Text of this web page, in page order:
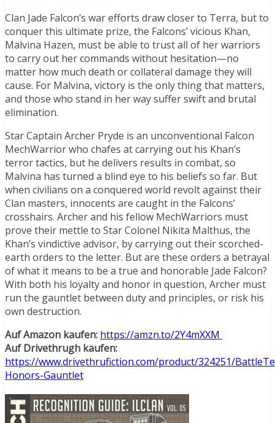
Clan Jade Falcon’s war efforts draw closer to Terra, but to
conquer this ultimate prize, the Falcons’ vicious Khan,
Malvina Hazen, must be able to trust all of her warriors
to carry out her commands without hesitation—no
matter how much death or collateral damage they will
cause. For Malvina, victory is the only thing that matters,
and those who stand in her way suffer swift and brutal
elimination.
Star Captain Archer Pryde is an unconventional Falcon
MechWarrior who chafes at carrying out his Khan’s
terror tactics, but he delivers results in combat, so
Malvina has turned a blind eye to his beliefs so far. But
when civilians on a conquered world revolt against their
Clan masters, innocents are caught in the Falcons’
crosshairs. Archer and his fellow MechWarriors must
prove their mettle to Star Colonel Nikita Malthus, the
Khan’s vindictive advisor, by carrying out their scorched-
earth orders to the letter. But are these orders a betrayal
of what it means to be a true and honorable Jade Falcon?
With both his loyalty and honor in question, Archer must
run the gauntlet between duty and principles, or risk his
own destruction.
Auf Amazon kaufen: https://amzn.to/2Y4mXXM
Auf Drivethrugh kaufen:
https://www.drivethrufiction.com/product/324251/
Honors-Gauntlet